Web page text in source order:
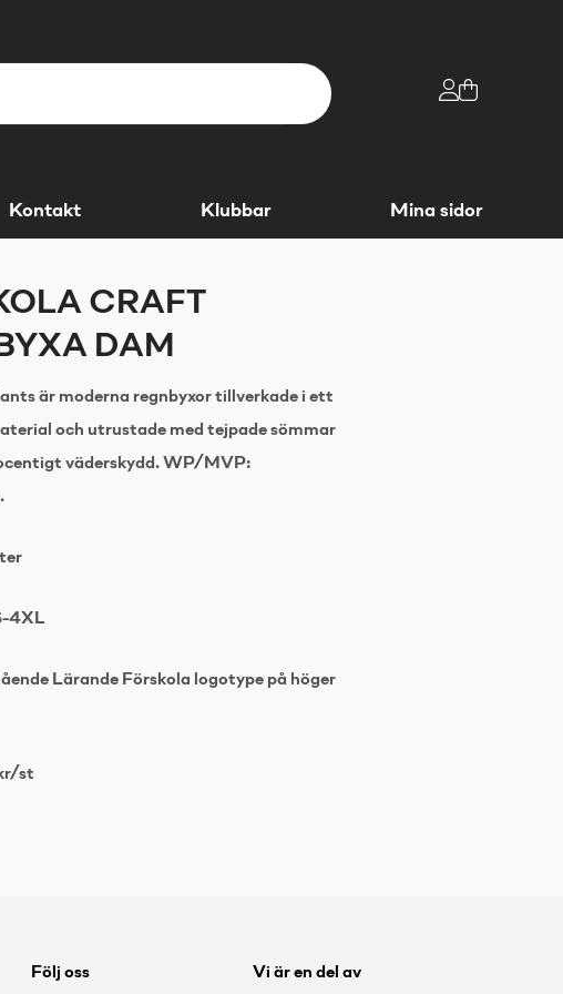
Kontakt Klubbar Mina sidor
CRAFT
DAM
är moderna regnbyxor tillverkade i ett
och utrustade med tejpade sömmar
väderskydd. WP/MVP:
4XL
Lärande Förskola logotype på höger
st
Följ oss Vi är en del av